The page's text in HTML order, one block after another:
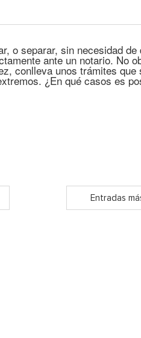
o separar, sin necesidad de
ante un notario. No
conlleva unos trámites que
¿En qué casos es
Entradas